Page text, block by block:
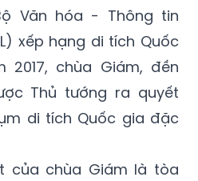
Văn hóa - Thông tin
xếp hạng di tích Quốc
2017, chùa Giám, đền
Thủ tướng ra quyết
di tích Quốc gia đặc
của chùa Giám là tòa